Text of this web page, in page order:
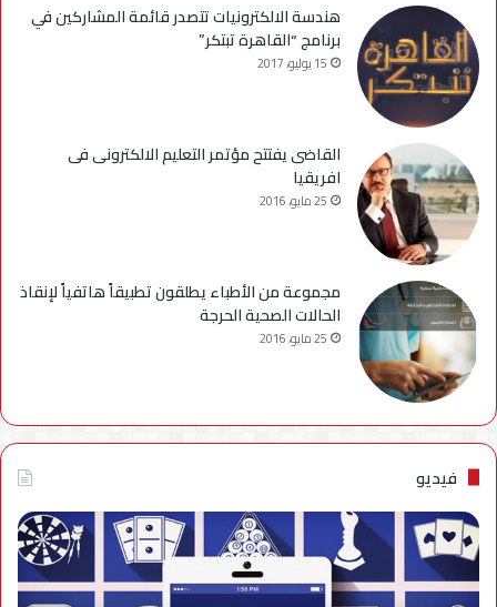
هندسة الالكترونيات تتصدر قائمة المشاركين في
برنامج “القاهرة تبتكر”
15 يوليو، 2017
القاضى يفتتح مؤتمر التعليم الالكترونى فى
افريقيا
25 مايو، 2016
مجموعة من الأطباء يطلقون تطبيقاً هاتفياً لإنقاذ
الحالات الصحية الحرجة
25 مايو، 2016
فيديو
فيديو..
نصائح
للتخلص
من